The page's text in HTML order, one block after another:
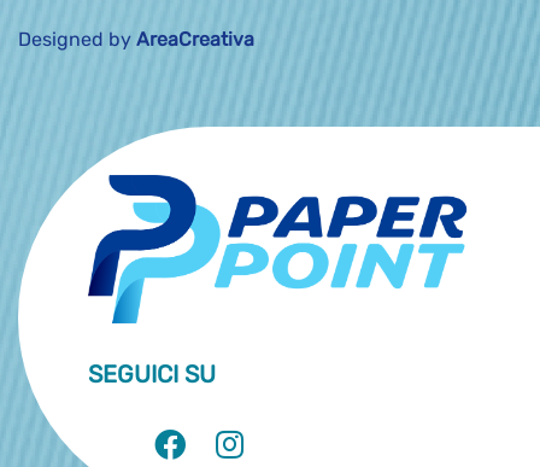
Designed by AreaCreativa
SEGUICI SU